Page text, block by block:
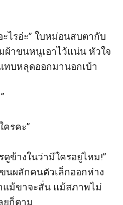
ไรอ่ะ” ใบหม่อนสบตากับ
าขนหนูเอาไว้แน่น หัวใจ
ทบหลุดออกมานอกเบ้า
รคะ”
ดูข้างในว่ามีใครอยู่ไหม!”
นผลักคนตัวเล็กออกห่าง
แม้ขาจะสั่น แม้สภาพไม่
ยก็ตาม